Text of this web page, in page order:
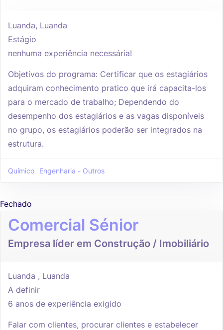
Luanda, Luanda
Estágio
nenhuma experiência necessária!
Objetivos do programa: Certificar que os estagiários
adquiram conhecimento pratico que irá capacita-los
para o mercado de trabalho; Dependendo do
desempenho dos estagiários e as vagas disponíveis
no grupo, os estagiários poderão ser integrados na
estrutura.
Químico Engenharia - Outros
Fechado
Comercial Sénior
Empresa líder em Construção / Imobiliário
Luanda , Luanda
A definir
6 anos de experiência exigido
Falar com clientes, procurar clientes e estabelecer